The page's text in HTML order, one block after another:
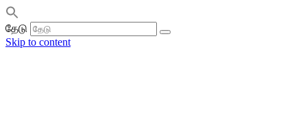
தேடு
Skip to content